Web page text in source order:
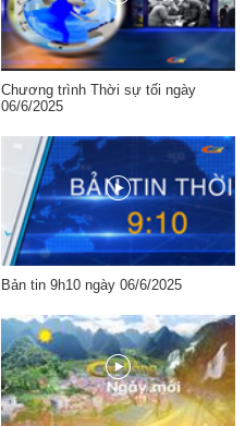
Chương trình Thời sự tối ngày
06/6/2025
Bản tin 9h10 ngày 06/6/2025